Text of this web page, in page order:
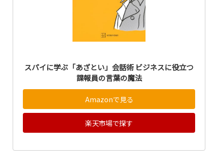
スパイに学ぶ「あざとい」会話術 ビジネスに役立つ
諜報員の言葉の魔法
Amazonで見る
楽天市場で探す